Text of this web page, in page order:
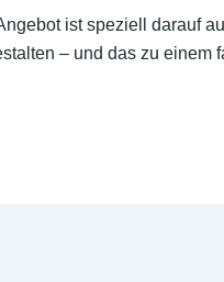
ist speziell darauf
– und das zu einem